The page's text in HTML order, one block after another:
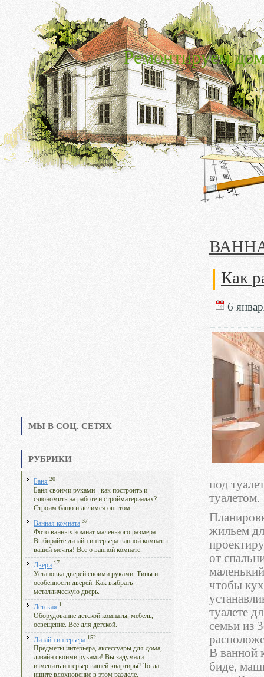
Ремонтируем
МЫ В СОЦ. СЕТЯХ
РУБРИКИ
Баня 20
Баня своими руками - как построить и
сэкономить на работе и стройматериалах?
Строим баню и делимся опытом.
Ванная комната 37
Фото ванных комнат маленького размера.
Выбирайте дизайн интерьера ванной комнаты
вашей мечты! Все о ванной комнате.
Двери 17
Установка дверей своими руками. Типы и
особенности дверей. Как выбрать
металлическую дверь.
Детская 1
Оборудование детской комнаты, мебель,
освещение. Все для детской.
Дизайн интерьера 152
Предметы интерьера, аксессуары для дома,
дизайн своими руками! Вы задумали
изменить интерьер вашей квартиры? Тогда
ищите вдохновение в этом разделе.
Как
6
под
туалетом.
жильем
от
чтобы
туалете
семьи из
В ванной
биде,